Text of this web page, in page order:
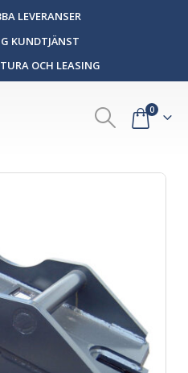
LEVERANSER
KUNDTJÄNST
OCH LEASING
0